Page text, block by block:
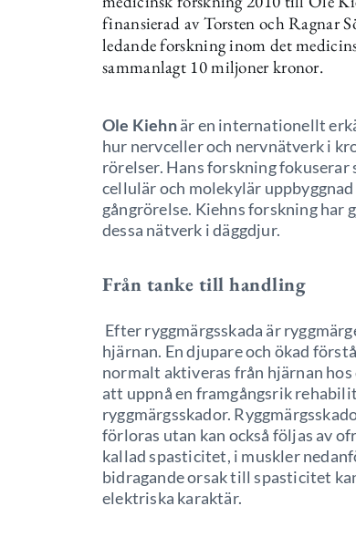
finansierad av Torsten och Ragnar
ledande forskning inom det
sammanlagt 10 miljoner kronor.
Ole Kiehnär en internationellt
hur nervceller och nervnätverk i
rörelser. Hans forskning
cellulär och molekylär
gångrörelse. Kiehns forskning
dessa nätverk i däggdjur.
Från tanke till handling
Efter ryggmärgsskada är
hjärnan. En djupare och ökad
normalt aktiveras från hjärnan
att uppnå en framgångsrik
ryggmärgsskador.
förloras utan kan också följas av
kallad spasticitet, i muskler
bidragande orsak till spasticitet
elektriska karaktär.